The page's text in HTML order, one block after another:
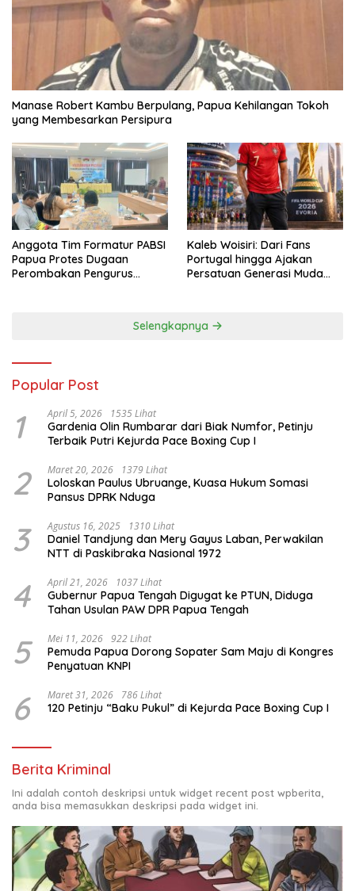
Manase Robert Kambu Berpulang, Papua Kehilangan Tokoh
yang Membesarkan Persipura
Anggota Tim Formatur PABSI
Papua Protes Dugaan
Perombakan Pengurus
Kaleb Woisiri: Dari Fans
Portugal hingga Ajakan
Persatuan Generasi Muda
Selengkapnya
Popular Post
1 April 5, 2026 1535 Lihat
Gardenia Olin Rumbarar dari Biak Numfor, Petinju
Terbaik Putri Kejurda Pace Boxing Cup I
2 Maret 20, 2026 1379 Lihat
Loloskan Paulus Ubruange, Kuasa Hukum Somasi
Pansus DPRK Nduga
3 Agustus 16, 2025 1310 Lihat
Daniel Tandjung dan Mery Gayus Laban, Perwakilan
NTT di Paskibraka Nasional 1972
4 April 21, 2026 1037 Lihat
Gubernur Papua Tengah Digugat ke PTUN, Diduga
Tahan Usulan PAW DPR Papua Tengah
5 Mei 11, 2026 922 Lihat
Pemuda Papua Dorong Sopater Sam Maju di Kongres
Penyatuan KNPI
6 Maret 31, 2026 786 Lihat
120 Petinju “Baku Pukul” di Kejurda Pace Boxing Cup I
Berita Kriminal
Ini adalah contoh deskripsi untuk widget recent post wpberita,
anda bisa memasukkan deskripsi pada widget ini.